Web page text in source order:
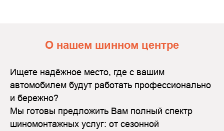
О нашем шинном центре
Ищете надёжное место, где с вашим
автомобилем будут работать профессионально
и бережно?
Мы готовы предложить Вам полный спектр
шиномонтажных услуг: от сезонной